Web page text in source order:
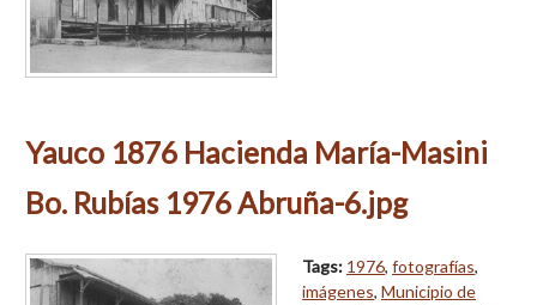
Yauco 1876 Hacienda María-Masini
Bo. Rubías 1976 Abruña-6.jpg
Tags: 1976, fotografías,
imágenes, Municipio de